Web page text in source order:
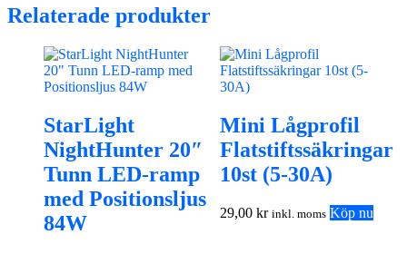
Relaterade produkter
StarLight
NightHunter 20″
Tunn LED-ramp
med Positionsljus
84W
Mini Lågprofil
Flatstiftssäkringar
10st (5-30A)
29,00kr inkl. moms Köp nu